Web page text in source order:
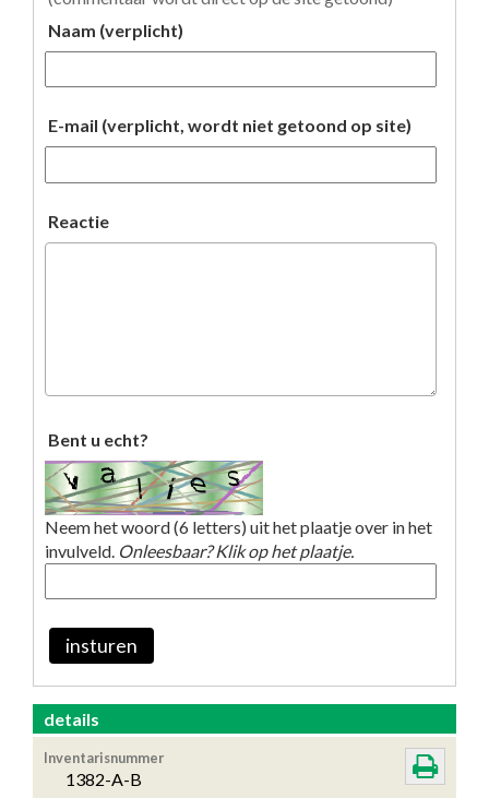
Naam (verplicht)
E-mail (verplicht, wordt niet getoond op site)
Reactie
Bent u echt?
Neem het woord (6 letters) uit het plaatje over in het
invulveld. Onleesbaar? Klik op het plaatje.
insturen
details
Inventarisnummer
1382-A-B